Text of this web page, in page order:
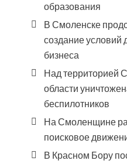
образования
В Смоленске
создание условий
бизнеса
Над территорией
области
беспилотников
На Смоленщине
поисковое
В Красном Бору